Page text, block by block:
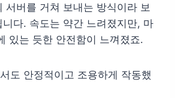
서버를 거쳐 보내는 방식이라 보
다. 속도는 약간 느려졌지만, 마
있는 듯한 안전함이 느껴졌죠.
도 안정적이고 조용하게 작동했